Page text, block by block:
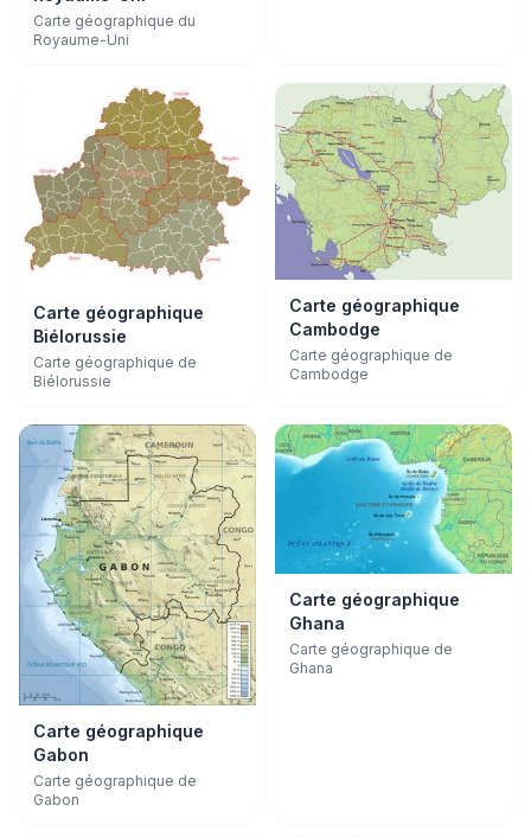
Carte géographique du
Royaume-Uni
Carte géographique
Biélorussie
Carte géographique de
Biélorussie
Carte géographique
Cambodge
Carte géographique de
Cambodge
Carte géographique
Gabon
Carte géographique de
Gabon
Carte géographique
Ghana
Carte géographique de
Ghana